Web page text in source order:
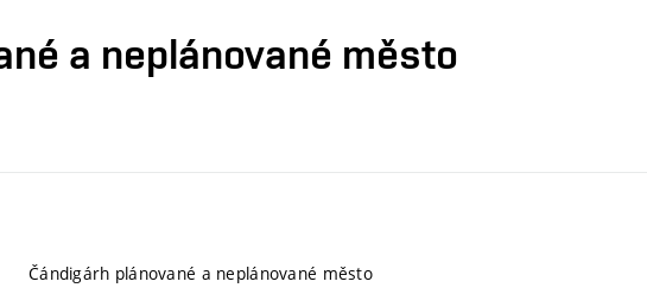
a neplánované město
Čándigárh plánované a neplánované město